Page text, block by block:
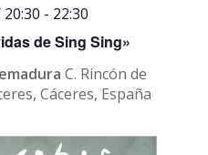
de Sing Sing»
- 22:30
C. Rincón de
Cáceres, España